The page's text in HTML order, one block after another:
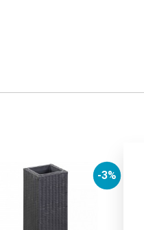
-3%